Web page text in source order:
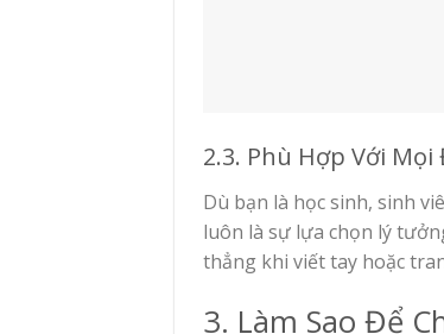
2.3. Phù Hợp Với
Dù bạn là học sinh, sinh
luôn là sự lựa chọn lý
thẳng khi viết tay hoặc
3. Làm Sao Để